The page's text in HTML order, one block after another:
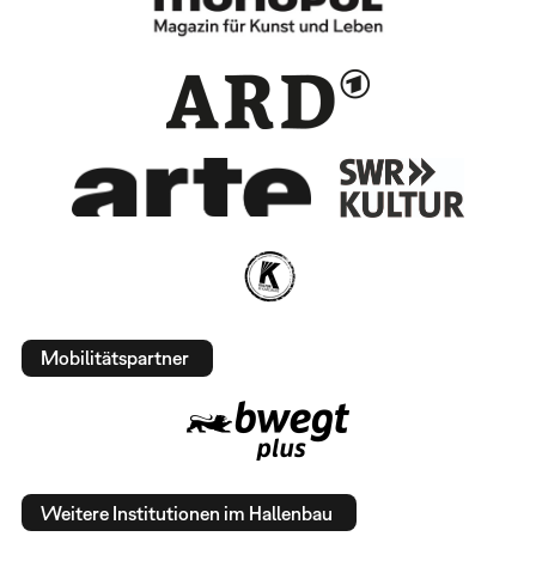
Mobilitätspartner
Weitere Institutionen im Hallenbau